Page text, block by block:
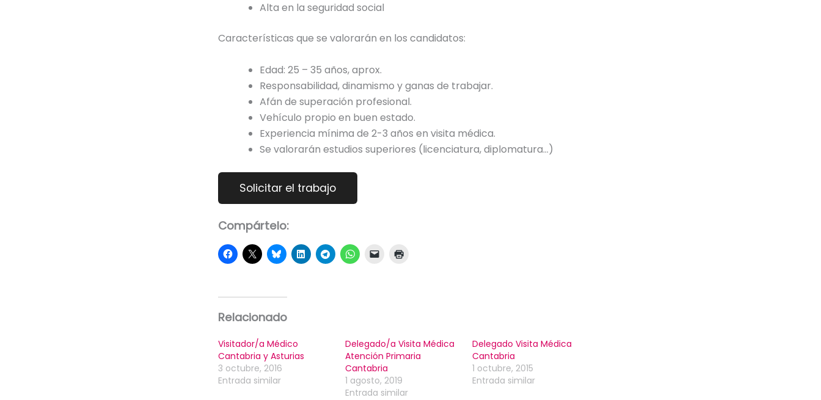
Alta en la seguridad social
Características que se valorarán en los candidatos:
Edad: 25 – 35 años, aprox.
Responsabilidad, dinamismo y ganas de trabajar.
Afán de superación profesional.
Vehículo propio en buen estado.
Experiencia mínima de 2-3 años en visita médica.
Se valorarán estudios superiores (licenciatura, diplomatura…)
Compártelo:
Relacionado
Visitador/a Médico
Cantabria y Asturias
3 octubre, 2016
Entrada similar
Delegado/a Visita Médica
Atención Primaria
Cantabria
1 agosto, 2019
Entrada similar
Delegado Visita Médica
Cantabria
1 octubre, 2015
Entrada similar